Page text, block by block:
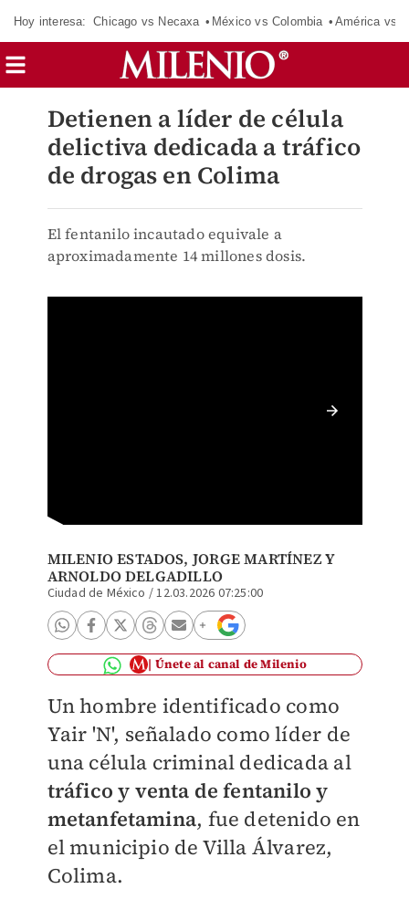
Hoy interesa: Chicago vs Necaxa México vs Colombia América vs
Detienen a líder de célula
delictiva dedicada a tráfico
de drogas en Colima
El fentanilo incautado equivale a
aproximadamente 14 millones dosis.
MILENIO ESTADOS, JORGE MARTÍNEZY
ARNOLDO DELGADILLO
Ciudad de México /12.03.2026 07:25:00
Únete al canal de Milenio
Un hombre identificado como
Yair 'N', señalado como líder de
una célula criminal dedicada al
tráfico y venta de fentanilo y
metanfetamina, fue detenido en
el municipio de Villa Álvarez,
Colima.